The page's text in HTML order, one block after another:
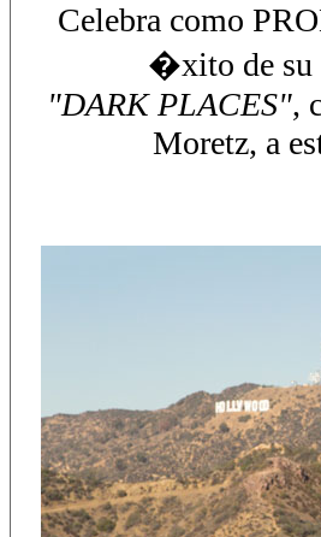
Celebra como
�xito de
"DARK PLACES",
Moretz, a